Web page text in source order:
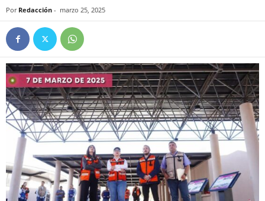
Por Redacción - marzo 25, 2025